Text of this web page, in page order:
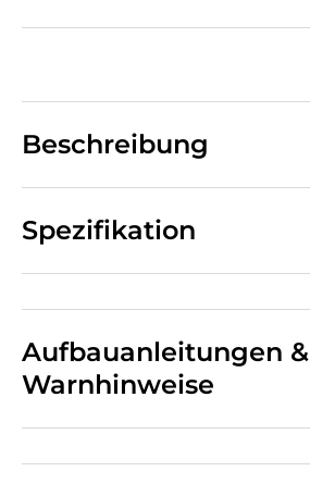
Beschreibung
Spezifikation
Aufbauanleitungen &
Warnhinweise